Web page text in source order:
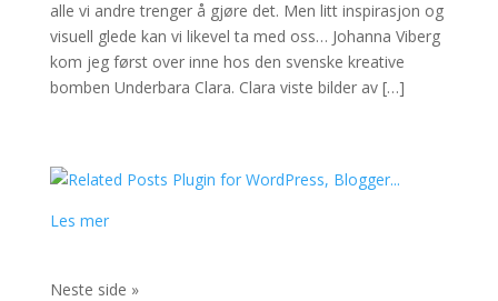
alle vi andre trenger å gjøre det. Men litt inspirasjon og
visuell glede kan vi likevel ta med oss… Johanna Viberg
kom jeg først over inne hos den svenske kreative
bomben Underbara Clara. Clara viste bilder av […]
Les mer
Neste side »